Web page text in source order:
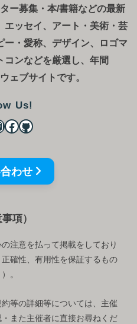
ー募集・本/書籍などの最新
エッセイ、アート・美術・芸
・愛称、デザイン、ロゴマ
コンなどを厳選し、年間
ェブサイトです。
Us!
わせ
項）
注意を払って掲載をしており
確性、有用性を保証するもの
）。
等の詳細等については、主催
また主催者に直接お尋ねくだ